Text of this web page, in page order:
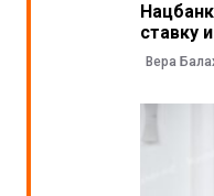
ставку
Вера